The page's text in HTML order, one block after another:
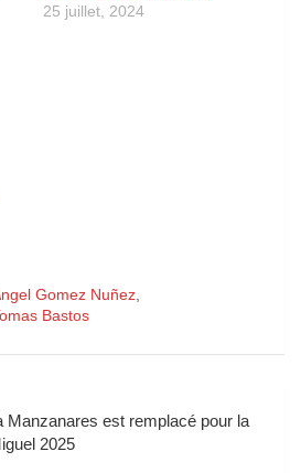
25 juillet, 2024
Gomez Nuñez,
Bastos
Manzanares est remplacé pour la
2025